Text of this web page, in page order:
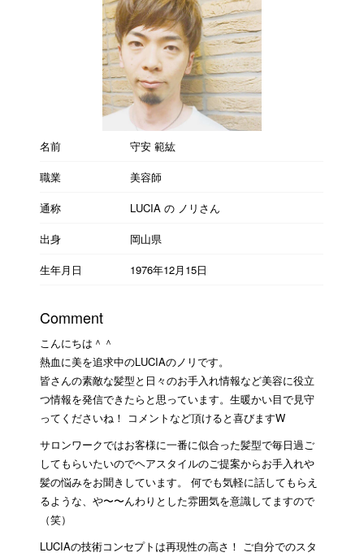
名前
守安 範紘
職業
美容師
通称
LUCIA の ノリさん
出身
岡山県
生年月日
1976年12月15日
Comment
こんにちは＾＾
熱血に美を追求中のLUCIAのノリです。
皆さんの素敵な髪型と日々のお手入れ情報など美容に役立
つ情報を発信できたらと思っています。生暖かい目で見守
ってくださいね！ コメントなど頂けると喜びますW
サロンワークではお客様に一番に似合った髪型で毎日過ご
してもらいたいのでヘアスタイルのご提案からお手入れや
髪の悩みをお聞きしています。 何でも気軽に話してもらえ
るような、や〜〜んわりとした雰囲気を意識してますので
（笑）
LUCIAの技術コンセプトは再現性の高さ！ ご自分でのスタ